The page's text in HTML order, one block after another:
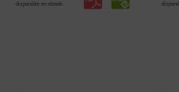
disponible en ebook: